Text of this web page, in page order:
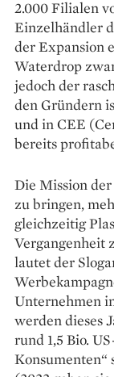
2.000 Filialen
Einzelhändler
der Expansion
Waterdrop
jedoch der
den Gründern
und in CEE
bereits
Die Mission
zu bringen,
gleichzeitig
Vergangenheit
lautet der
Unternehmen
werden dieses
rund 1,5 Bio.